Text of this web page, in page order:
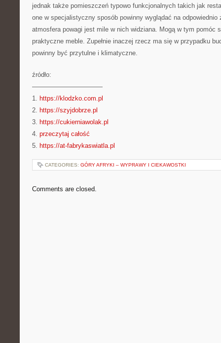
jednak także pomieszczeń typowo funkcjonalnych takich jak
one w specjalistyczny sposób powinny wyglądać na odpowiednio
atmosfera powagi jest mile w nich widziana. Mogą w tym pomóc
praktyczne meble. Zupełnie inaczej rzecz ma się w przypadku
powinny być przytulne i klimatyczne.
źródło:
———————————
1. https://klodzko.com.pl
2. https://szyjdobrze.pl
3. https://cukierniawolak.pl
4. przeczytaj całość
5. https://at-fabrykaswiatla.pl
CATEGORIES: GÓRY AFRYKI – WYPRAWY I CIEKAWOSTKI
Comments are closed.